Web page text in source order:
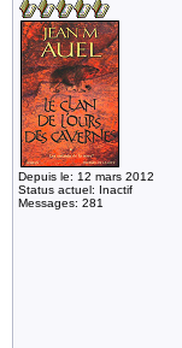
Depuis le: 12 mars 2012
Status actuel: Inactif
Messages: 281